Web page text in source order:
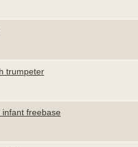
trumpeter
freebase